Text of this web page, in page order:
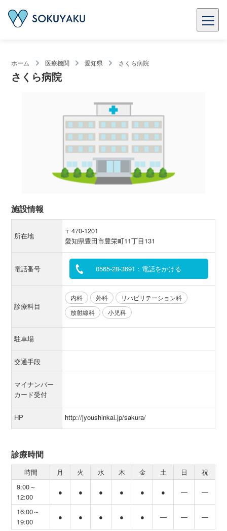
ホーム 医療機関 愛知県 さくら病院
さくら病院
施設情報
所在地
〒470-1201
愛知県豊田市豊栄町11丁目131
電話番号 0565-28-3691：電話をかける
診療科目
内科 外科
リハビリテーション科
放射線科
小児科
駐車場
交通手段
マイナンバー
カード受付
HP http://jyoushinkai.jp/sakura/
診療時間
時間 月 火 水 木 金 土 日
祝
9:00～
12:00
● ● ● ● ● ● ― ―
16:00～
19:00
● ● ● ● ● ― ― ―